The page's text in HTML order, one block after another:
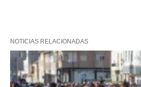
NOTICIAS RELACIONADAS